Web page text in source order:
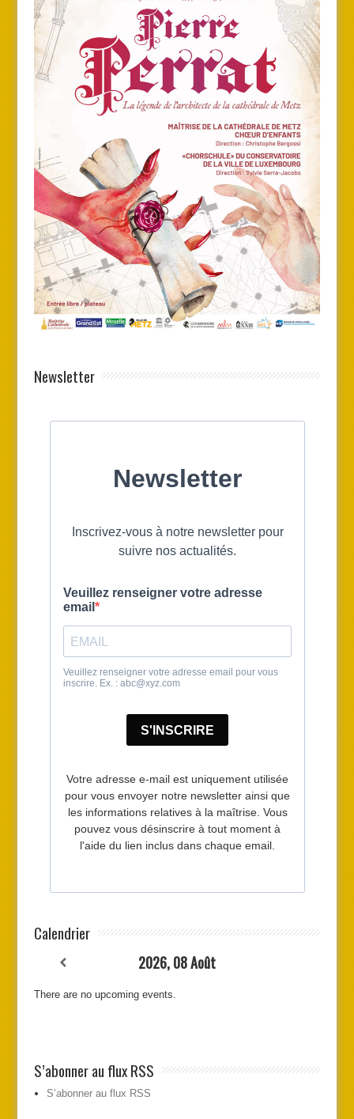
Newsletter
Calendrier
2026, 08 Août
There are no upcoming events.
S’abonner au flux RSS
S’abonner au flux RSS